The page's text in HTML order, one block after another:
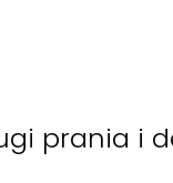
prania i